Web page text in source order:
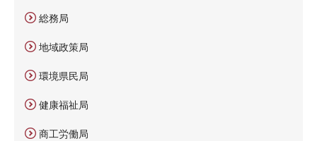
総務局
地域政策局
環境県民局
健康福祉局
商工労働局